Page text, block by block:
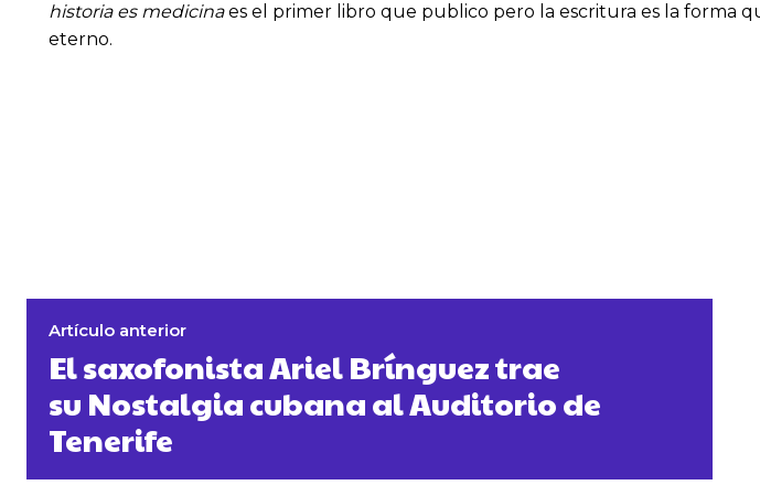
historia es medicinaes el primer libro que publico pero la escritura es la forma
eterno.
Artículo anterior
El saxofonista Ariel Brínguez trae
su Nostalgia cubana al Auditorio de
Tenerife